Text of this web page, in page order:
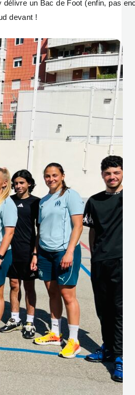
un Bac de Foot (enfin, pas
devant !